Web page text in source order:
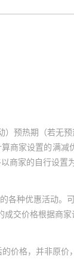
预热期（若无
商家设置的满
家的自行设
种优惠活动。
交价格根据商
价格，并非原价